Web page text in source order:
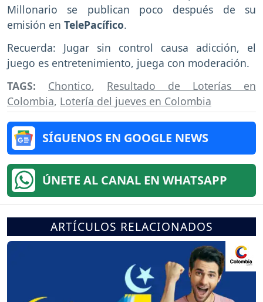
Millonario se publican poco después de su
emisión en TelePacífico.
Recuerda: Jugar sin control causa adicción, el
juego es entretenimiento, juega con moderación.
TAGS: Chontico, Resultado de Loterías en
Colombia, Lotería del jueves en Colombia
SÍGUENOS EN GOOGLE NEWS
ÚNETE AL CANAL EN WHATSAPP
ARTÍCULOS RELACIONADOS